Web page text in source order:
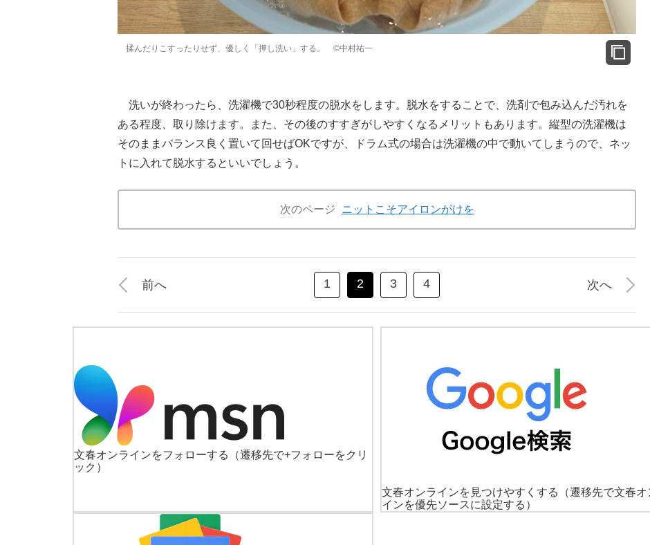
揉んだりこすったりせず、優しく「押し洗い」する。 ©中村祐一
洗いが終わったら、洗濯機で30秒程度の脱水をします。脱水をすることで、洗剤で包み込んだ汚れを
ある程度、取り除けます。また、その後のすすぎがしやすくなるメリットもあります。縦型の洗濯機は
そのままバランス良く置いて回せばOKですが、ドラム式の場合は洗濯機の中で動いてしまうので、ネッ
トに入れて脱水するといいでしょう。
次のページ ニットこそアイロンがけを
前へ 1 2 3 4 次へ
文春オンラインをフォローする
（遷移先で+フォローをクリ
ック）
文春オンラインを見つけやすくする
（遷移先で文春オ
インを優先ソースに設定する）